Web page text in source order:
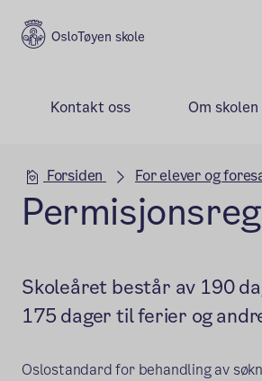
Tøyen skole
Kontakt oss Om skolen
Hovedseksjon
Forsiden For elever og
Skoleåret består av 190
175 dager til ferier og
Oslostandard for behandling av